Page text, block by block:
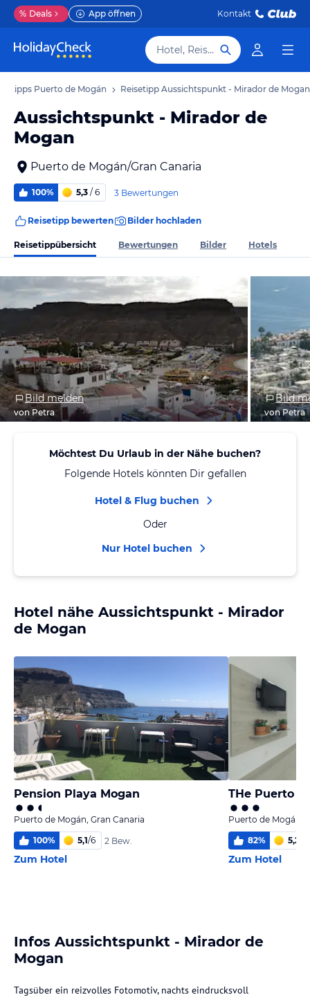
% Deals App öffnen Kontakt
Hotel, Reiseziel
Puerto de Mogán Reisetipp Aussichtspunkt - Mirador de Mogan
Aussichtspunkt - Mirador de
Mogan
Puerto de Mogán/Gran Canaria
100% 5,3 / 6 3 Bewertungen
Reisetipp bewerten Bilder hochladen
Reisetippübersicht Bewertungen Bilder Hotels
Bild melden
von Petra
Bild
von Petra
Möchtest Du Urlaub in der Nähe buchen?
Folgende Hotels könnten Dir gefallen
Hotel & Flug buchen
Oder
Nur Hotel buchen
Hotel nähe Aussichtspunkt - Mirador
de Mogan
Pension Playa Mogan
Puerto de Mogán, Gran Canaria
100% 5,1/6 2 Bew.
Zum Hotel
Puerto de Mogán,
82% 5,2
Zum Hotel
Infos Aussichtspunkt - Mirador de
Mogan
Tagsüber ein reizvolles Fotomotiv, nachts eindrucksvoll